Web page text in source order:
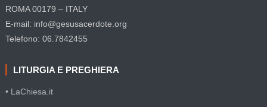
ROMA 00179 – ITALY
E-mail: info@gesusacerdote.org
Telefono: 06.7842455
LITURGIA E PREGHIERA
• LaChiesa.it